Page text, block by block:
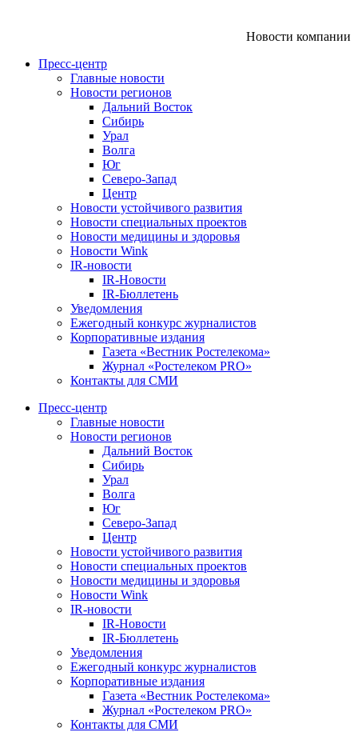
Новости компании
Пресс-центр
Главные новости
Новости регионов
Дальний Восток
Сибирь
Урал
Волга
Юг
Северо-Запад
Центр
Новости устойчивого развития
Новости специальных проектов
Новости медицины и здоровья
Новости Wink
IR-новости
IR-Новости
IR-Бюллетень
Уведомления
Ежегодный конкурс журналистов
Корпоративные издания
Газета «Вестник Ростелекома»
Журнал «Ростелеком PRO»
Контакты для СМИ
Пресс-центр
Главные новости
Новости регионов
Дальний Восток
Сибирь
Урал
Волга
Юг
Северо-Запад
Центр
Новости устойчивого развития
Новости специальных проектов
Новости медицины и здоровья
Новости Wink
IR-новости
IR-Новости
IR-Бюллетень
Уведомления
Ежегодный конкурс журналистов
Корпоративные издания
Газета «Вестник Ростелекома»
Журнал «Ростелеком PRO»
Контакты для СМИ